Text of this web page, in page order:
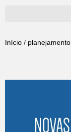
para
Início / planejamento